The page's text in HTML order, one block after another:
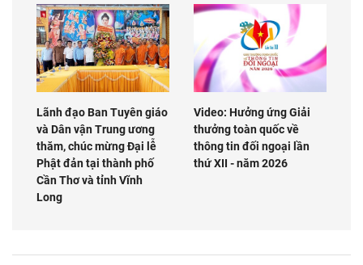
Lãnh đạo Ban Tuyên giáo
và Dân vận Trung ương
thăm, chúc mừng Đại lễ
Phật đản tại thành phố
Cần Thơ và tỉnh Vĩnh
Long
Video: Hưởng ứng Giải
thưởng toàn quốc về
thông tin đối ngoại lần
thứ XII - năm 2026